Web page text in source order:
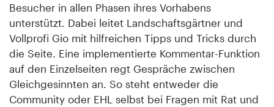
Besucher in allen Phasen ihres Vorhabens
unterstützt. Dabei leitet Landschaftsgärtner und
Vollprofi Gio mit hilfreichen Tipps und Tricks durch
die Seite. Eine implementierte Kommentar-Funktion
auf den Einzelseiten regt Gespräche zwischen
Gleichgesinnten an. So steht entweder die
Community oder EHL selbst bei Fragen mit Rat und